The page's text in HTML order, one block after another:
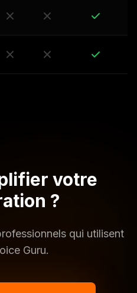
votre
?
qui utilisent
Guru.